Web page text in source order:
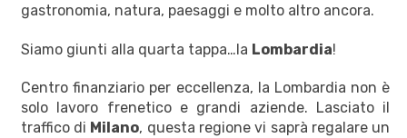
gastronomia, natura, paesaggi e molto altro ancora.
Siamo giunti alla quarta tappa…la Lombardia!
Centro finanziario per eccellenza, la Lombardia non è
solo lavoro frenetico e grandi aziende. Lasciato il
traffico di Milano, questa regione vi saprà regalare un